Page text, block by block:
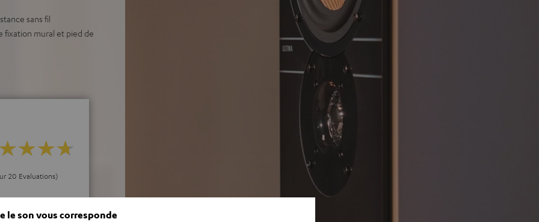
sans fil
fixation mural et pied de
20 Evaluations)
ÉVALUATIONS
le son vous corresponde